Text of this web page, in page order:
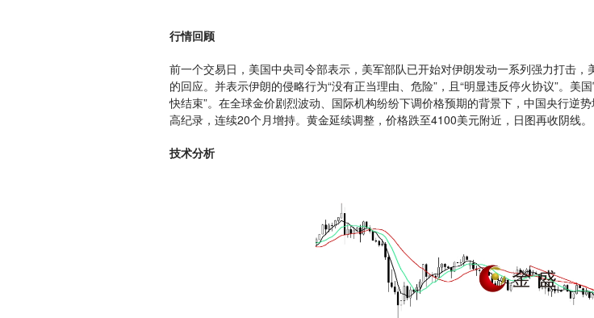
行情回顾
前一个交易日，美国中央司令部表示，美军部队已开始对伊朗发动一系列强力打击
的回应。并表示伊朗的侵略行为“没有正当理由、危险”，且“明显违反停火协议”。美
快结束”。在全球金价剧烈波动、国际机构纷纷下调价格预期的背景下，中国央行逆
高纪录，连续20个月增持。黄金延续调整，价格跌至4100美元附近，日图再收阴线。
技术分析